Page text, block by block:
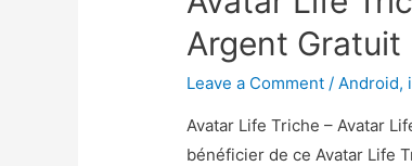
Argent Gratuit
Leave a Comment / Android,
Avatar Life Triche – Avatar
bénéficier de ce Avatar Life